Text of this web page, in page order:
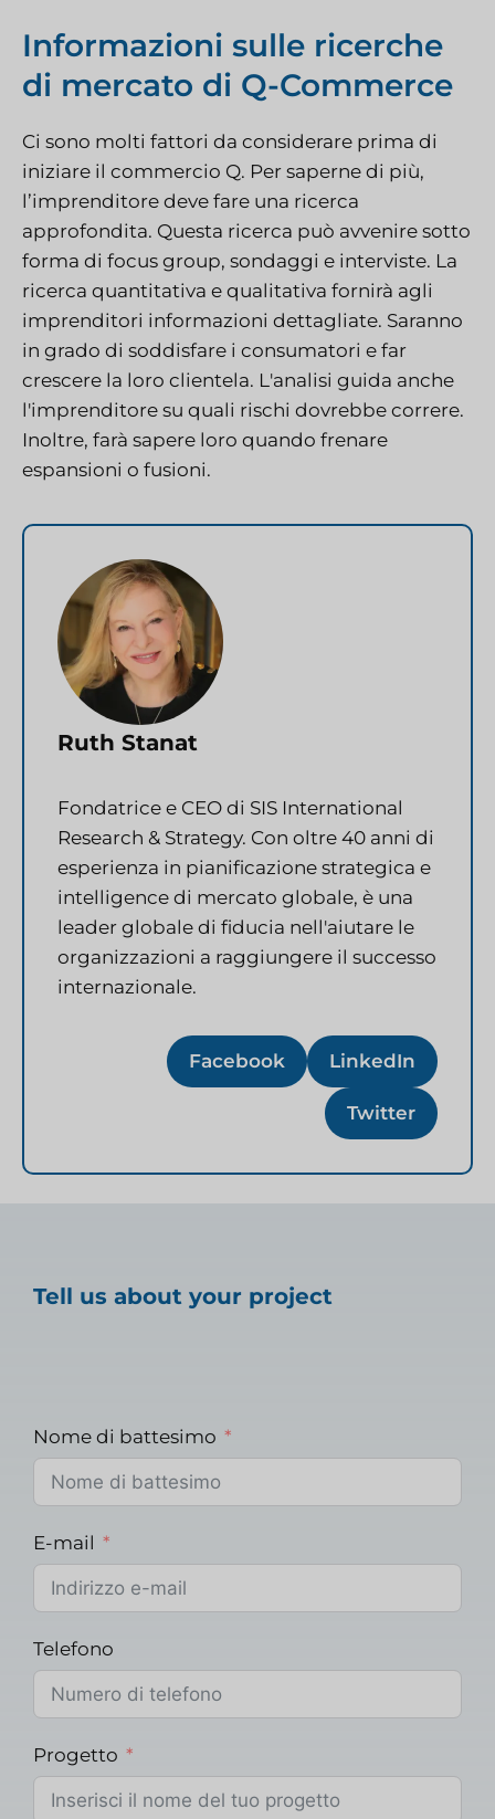
Informazioni sulle ricerche
di mercato di Q-Commerce
Ci sono molti fattori da considerare prima di
iniziare il commercio Q. Per saperne di più,
l’imprenditore deve fare una ricerca
approfondita. Questa ricerca può avvenire sotto
forma di focus group, sondaggi e interviste. La
ricerca quantitativa e qualitativa fornirà agli
imprenditori informazioni dettagliate. Saranno
in grado di soddisfare i consumatori e far
crescere la loro clientela. L'analisi guida anche
l'imprenditore su quali rischi dovrebbe correre.
Inoltre, farà sapere loro quando frenare
espansioni o fusioni.
Ruth Stanat
Fondatrice e CEO di SIS International
Research & Strategy. Con oltre 40 anni di
esperienza in pianificazione strategica e
intelligence di mercato globale, è una
leader globale di fiducia nell'aiutare le
organizzazioni a raggiungere il successo
internazionale.
Facebook LinkedIn
Twitter
Tell us about your project
Nome di battesimo
E-mail
Telefono
Progetto